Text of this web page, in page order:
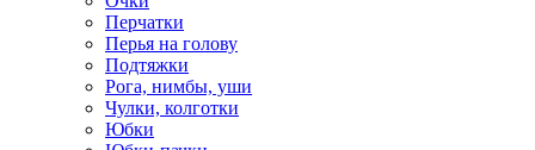
Перчатки
Перья на голову
Подтяжки
Рога, нимбы, уши
Чулки, колготки
Юбки